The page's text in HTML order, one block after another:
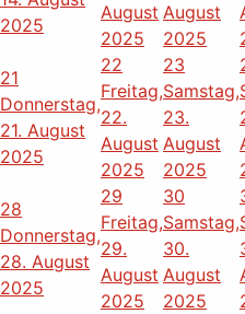
2025
August
2025
August
2025
21
Donnerstag,
21. August
2025
22
Freitag,
22.
August
2025
23
Samstag,
23.
August
2025
28
Donnerstag,
28. August
2025
29
Freitag,
29.
August
2025
30
Samstag,
30.
August
2025